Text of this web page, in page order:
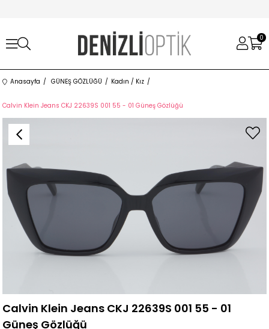
0
Anasayfa GÜNEŞ GÖZLÜĞÜ Kadın / Kız
Calvin Klein Jeans CKJ 22639S 001 55 - 01 Güneş Gözlüğü
Calvin Klein Jeans CKJ 22639S 001 55 - 01
Güneş Gözlüğü